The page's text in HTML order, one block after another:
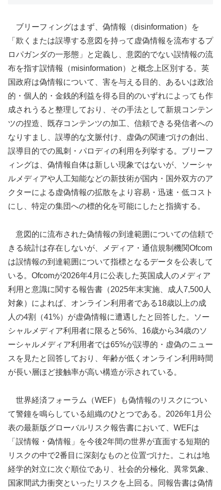
ブリーフィングはまず、偽情報（disinformation）を
「欺くまたは誤導する意図を持って虚偽情報を流布するプ
ロパガンダの一形態」と定義し、意図的でない誤情報の流
布を指す誤情報（misinformation）と概念上区別する。英
国政府は偽情報について、害を与える目的、あるいは政治
的・個人的・金銭的利益を得る目的のいずれによっても作
成されうると整理しており、その手法として新規コンテン
ツの捏造、既存コンテンツの加工、信頼できる発信者への
なりすまし、誤導的な文脈付け、虚偽の関連づけの創出、
誤導目的での風刺・パロディの利用を列挙する。ブリーフ
ィングは、偽情報自体は新しい現象ではないが、ソーシャ
ルメディアや人工知能などの新技術が国内・国外双方のア
クターによる虚偽情報の拡散をより容易・迅速・低コスト
にし、特定の集団への標的化を可能にしたと指摘する。
意図的に流布された偽情報の到達範囲についての信頼で
きる統計は存在しないが、メディア・通信規制機関Ofcom
は誤情報の到達範囲について指標となるデータを公表して
いる。Ofcomが2026年4月に公表した英国成人のメディア
利用と意識に関する報告書（2025年末実施、成人7,500人
対象）によれば、オンライン利用者である18歳以上の成
人の4割（41%）が虚偽情報に遭遇したと回答した。ソー
シャルメディア利用者に限ると56%、16歳から34歳のソ
ーシャルメディア利用者では65%が誤導的・虚偽のニュー
スを見たと回答しており、年齢が低くオンライン利用時間
が長い層ほど接触率が高い構造が示されている。
世界経済フォーラム（WEF）も偽情報のリスクについ
て警鐘を鳴らしている組織のひとつである。2026年1月公
表の最新版グローバルリスク報告書において、WEFは
「誤情報・偽情報」を今後2年間の世界が直面する短期的
リスクの中で2番目に深刻なものと位置づけた。これは地
経学的対立に次ぐ順位であり、社会的分極化、異常気象、
国家間武力衝突といったリスクを上回る。同報告書は偽情